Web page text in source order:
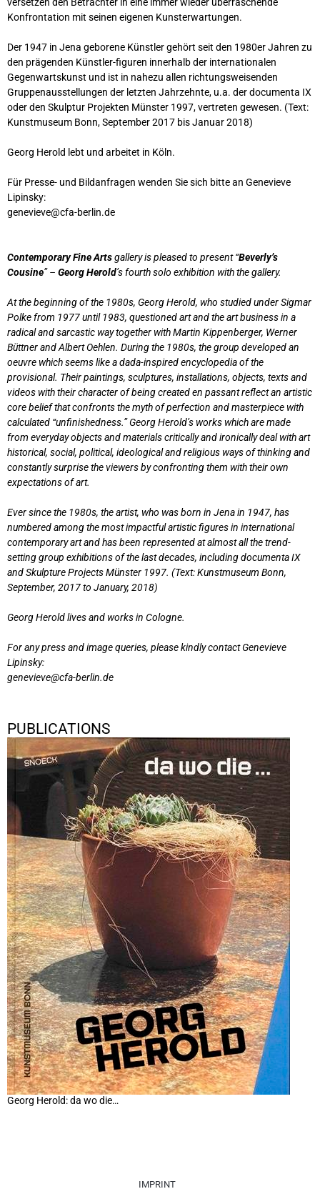
Konfrontation mit seinen eigenen Kunsterwartungen.
Der 1947 in Jena geborene Künstler gehört seit den 1980er Jahren zu
den prägenden Künstler-figuren innerhalb der internationalen
Gegenwartskunst und ist in nahezu allen richtungsweisenden
Gruppenausstellungen der letzten Jahrzehnte, u.a. der documenta IX
oder den Skulptur Projekten Münster 1997, vertreten gewesen. (Text:
Kunstmuseum Bonn, September 2017 bis Januar 2018)
Georg Herold lebt und arbeitet in Köln.
Für Presse- und Bildanfragen wenden Sie sich bitte an Genevieve
Lipinsky:
genevieve@cfa-berlin.de
Contemporary Fine Artsgallery is pleased to present “Beverly’s
Cousine” – Georg Herold’s fourth solo exhibition with the gallery.
At the beginning of the 1980s, Georg Herold, who studied under Sigmar
Polke from 1977 until 1983, questioned art and the art business in a
radical and sarcastic way together with Martin Kippenberger, Werner
Büttner and Albert Oehlen. During the 1980s, the group developed an
oeuvre which seems like a dada-inspired encyclopedia of the
provisional. Their paintings, sculptures, installations, objects, texts and
videos with their character of being created en passant reflect an artistic
core belief that confronts the myth of perfection and masterpiece with
calculated “unfinishedness.” Georg Herold’s works which are made
from everyday objects and materials critically and ironically deal with art
historical, social, political, ideological and religious ways of thinking and
constantly surprise the viewers by confronting them with their own
expectations of art.
Ever since the 1980s, the artist, who was born in Jena in 1947, has
numbered among the most impactful artistic figures in international
contemporary art and has been represented at almost all the trend-
setting group exhibitions of the last decades, including documenta IX
and Skulpture Projects Münster 1997. (Text: Kunstmuseum Bonn,
September, 2017 to January, 2018)
Georg Herold lives and works in Cologne.
For any press and image queries, please kindly contact Genevieve
Lipinsky:
genevieve@cfa-berlin.de
PUBLICATIONS
Georg Herold: da wo die…
IMPRINT